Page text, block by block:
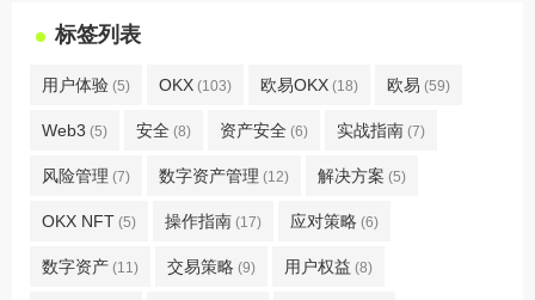
标签列表
用户体验 (5) OKX (103) 欧易OKX (18) 欧易 (59)
Web3 (5) 安全 (8) 资产安全 (6) 实战指南 (7)
风险管理 (7) 数字资产管理 (12) 解决方案 (5)
OKX NFT (5) 操作指南 (17) 应对策略 (6)
数字资产 (11) 交易策略 (9) 用户权益 (8)